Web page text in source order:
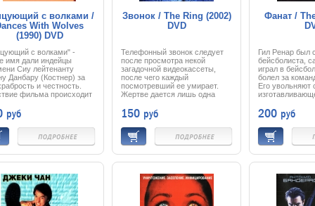
с волками /
With Wolves
(1990) DVD
с волками" -
имя дали индейцы
Сиу лейтенанту
Данбару (Костнер) за
и честность.
фильма происходит
войны в США.
оказывается в
форте в штате
где сначала заводит
с волками, а затем и с
изучает их
и обычаи. Он
белую. Но вот
регулярная
и Данбару приходится
решающий выбор.
руб
Звонок / The Ring (2002)
DVD
Телефонный звонок следует
после просмотра некой
загадочной видеокассеты,
после чего каждый
посмотревший ее умирает.
Жертве дается лишь одна
неминуемая смерть. Главная
героиня Рэйчел —
журналистка, расследует эти
страшные события, и
случайно кассета попадает к
ее сыну, над которым также
нависает смертельная угроза.
смертью в попытке хоть что-
то изменить и найти
объяснение всему
происходящему…
150 руб
Фанат /
Гил Ренар был
бейсболиста,
играл в
болел за
Его увольняют
основал еще
жена
встречаться с
всему -
болельщика,
и психику
очень
"Гигантов"
Рэйберн,
играет плохо,
игрок не хочет
200 руб